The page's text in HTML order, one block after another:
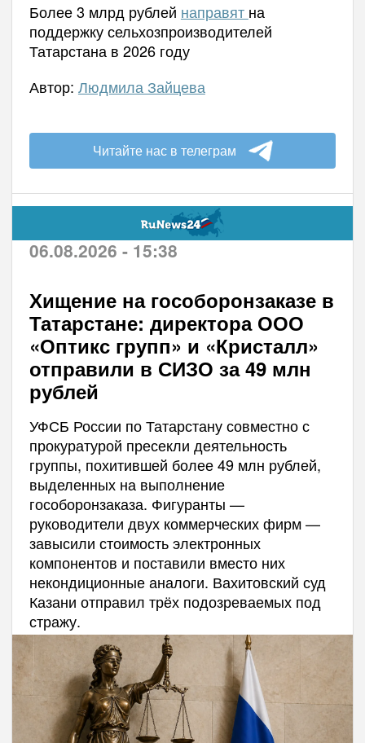
Более 3 млрд рублей направят на
поддержку сельхозпроизводителей
Татарстана в 2026 году
Автор: Людмила Зайцева
Читайте нас в телеграм
06.08.2026 - 15:38
Хищение на гособоронзаказе в
Татарстане: директора ООО
«Оптикс групп» и «Кристалл»
отправили в СИЗО за 49 млн
рублей
УФСБ России по Татарстану совместно с
прокуратурой пресекли деятельность
группы, похитившей более 49 млн рублей,
выделенных на выполнение
гособоронзаказа. Фигуранты —
руководители двух коммерческих фирм —
завысили стоимость электронных
компонентов и поставили вместо них
некондиционные аналоги. Вахитовский суд
Казани отправил трёх подозреваемых под
стражу.